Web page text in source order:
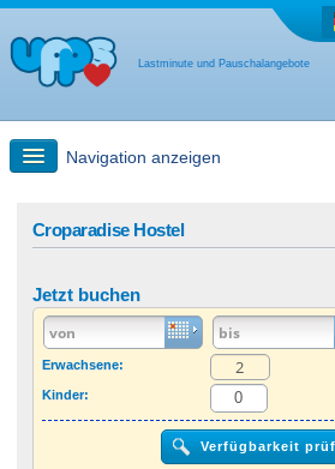
Lastminute und Pauschalangebote
Navigation anzeigen
Last Minute Angebot +
Anderes Land
Croparadise Hostel
Jetzt buchen
Erwachsene:
Kinder: